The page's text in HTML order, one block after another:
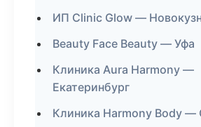
ИП Clinic Glow —
Beauty Face Beauty — Уфа
Клиника Aura Harmony —
Екатеринбург
Клиника Harmony Body —